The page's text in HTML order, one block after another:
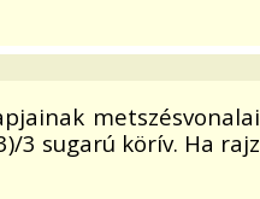
3 sugarú körív. Ha